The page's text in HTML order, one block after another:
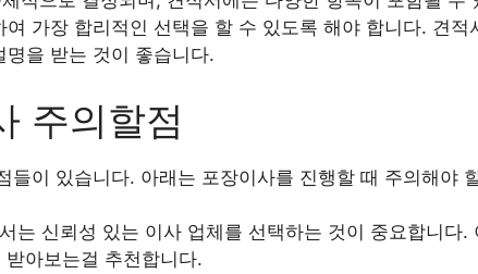
가장 합리적인 선택을 할 수 있도록 해야 합니다. 견
을 받는 것이 좋습니다.
주의할점
들이 있습니다. 아래는 포장이사를 진행할 때 주의해야
는 신뢰성 있는 이사 업체를 선택하는 것이 중요합니다
아보는걸 추천합니다.